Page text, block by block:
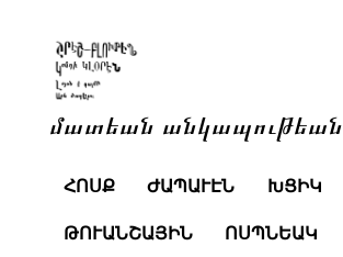
մատեան անկապութեան
ՀՈՍՔ ԺԱՊԱՒԷՆ ԽՑԻԿ
ԹՈՒԱՆՇԱՅԻՆ ՈՍՊՆԵԱԿ